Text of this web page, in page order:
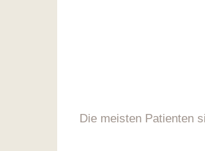
Die meisten Patienten